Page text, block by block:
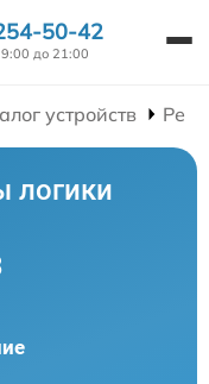
50-42
до 21:00
устройств
логики